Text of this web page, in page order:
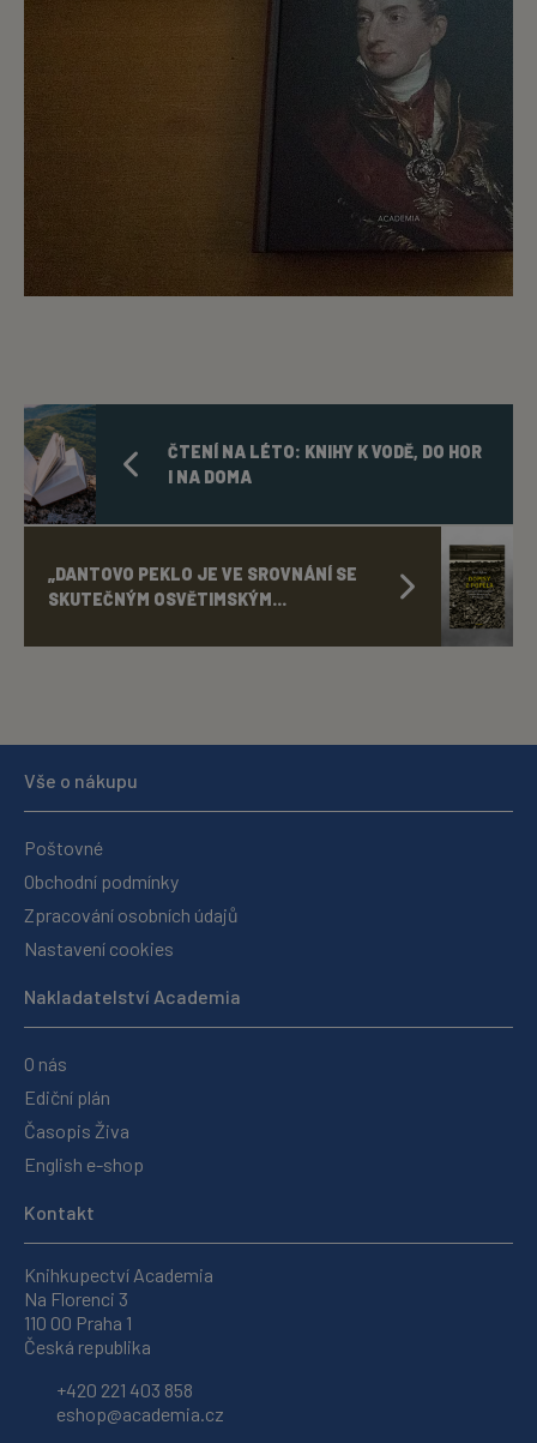
ČTENÍ NA LÉTO: KNIHY K VODĚ, DO HOR
I NA DOMA
„DANTOVO PEKLO JE VE SROVNÁNÍ SE
SKUTEČNÝM OSVĚTIMSKÝM...
Vše o nákupu
Poštovné
Obchodní podmínky
Zpracování osobních údajů
Nastavení cookies
Nakladatelství Academia
O nás
Ediční plán
Časopis Živa
English e-shop
Kontakt
Knihkupectví Academia
Na Florenci 3
110 00 Praha 1
Česká republika
+420 221 403 858
eshop@academia.cz